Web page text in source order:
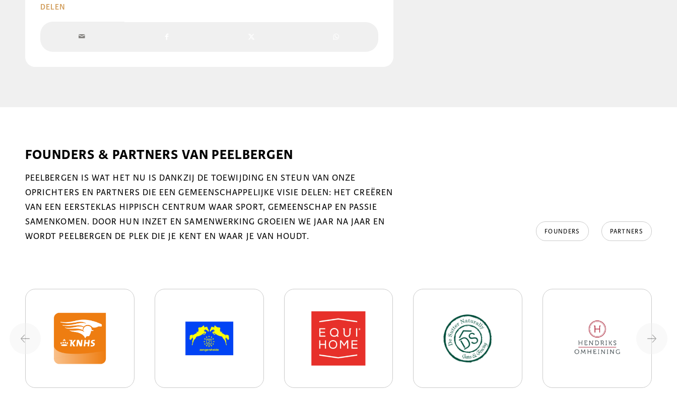
DELEN
FOUNDERS & PARTNERS VAN PEELBERGEN
PEELBERGEN IS WAT HET NU IS DANKZIJ DE TOEWIJDING EN STEUN VAN ONZE
OPRICHTERS EN PARTNERS DIE EEN GEMEENSCHAPPELIJKE VISIE DELEN: HET CREËREN
VAN EEN EERSTEKLAS HIPPISCH CENTRUM WAAR SPORT, GEMEENSCHAP EN PASSIE
SAMENKOMEN. DOOR HUN INZET EN SAMENWERKING GROEIEN WE JAAR NA JAAR EN
WORDT PEELBERGEN DE PLEK DIE JE KENT EN WAAR JE VAN HOUDT.
FOUNDERS PARTNERS